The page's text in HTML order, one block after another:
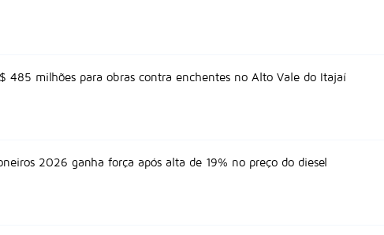
485 milhões para obras contra enchentes no Alto Vale do Itajaí
2026 ganha força após alta de 19% no preço do diesel